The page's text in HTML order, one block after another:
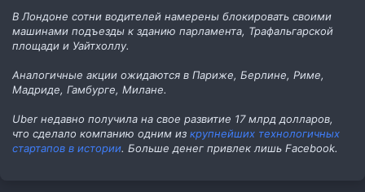
В Лондоне сотни водителей намерены блокировать своими
машинами подъезды к зданию парламента, Трафальгарской
площади и Уайтхоллу.
Аналогичные акции ожидаются в Париже, Берлине, Риме,
Мадриде, Гамбурге, Милане.
Uber недавно получила на свое развитие 17 млрд долларов,
что сделало компанию одним из крупнейших технологичных
стартапов в истории. Больше денег привлек лишь Facebook.